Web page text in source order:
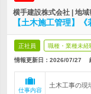
横手建設株式会社 | 地
【土木施工管理】
正社員 職種・業種未経
情報更新日：2026/07/27
仕事内容
土木工事の現